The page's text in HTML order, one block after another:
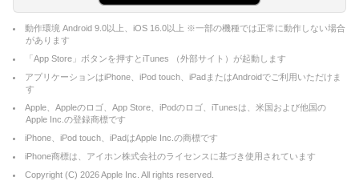
動作環境 Android 9.0以上、iOS 16.0以上 ※一部の機種では正常に動作しない場合
があります
「App Store」ボタンを押すとiTunes （外部サイト）が起動します
アプリケーションはiPhone、iPod touch、iPadまたはAndroidでご利用いただけま
す
Apple、Appleのロゴ、App Store、iPodのロゴ、iTunesは、米国および他国の
Apple Inc.の登録商標です
iPhone、iPod touch、iPadはApple Inc.の商標です
iPhone商標は、アイホン株式会社のライセンスに基づき使用されています
Copyright (C) 2026Apple Inc. All rights reserved.